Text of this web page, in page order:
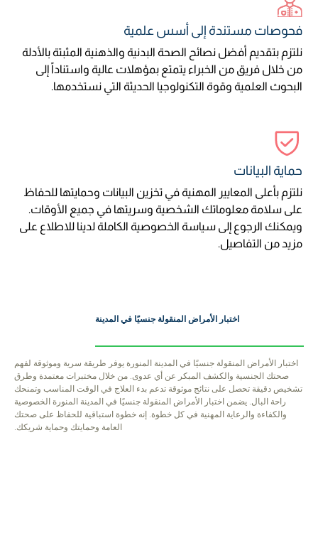
فحوصات مستندة إلى أسس علمية
نلتزم بتقديم أفضل نصائح الصحة البدنية والذهنية المثبتة بالأدلة
من خلال فريق من الخبراء يتمتع بمؤهلات عالية واستناداً إلى
البحوث العلمية وقوة التكنولوجيا الحديثة التي نستخدمها.
حماية البيانات
نلتزم بأعلى المعايير المهنية في تخزين البيانات وحمايتها للحفاظ
على سلامة معلوماتك الشخصية وسريتها في جميع الأوقات.
ويمكنك الرجوع إلى سياسة الخصوصية الكاملة لدينا للاطلاع على
مزيد من التفاصيل.
اختبار الأمراض المنقولة جنسيًا في المدينة
اختبار الأمراض المنقولة جنسيًا في المدينة المنورة يوفر طريقة سرية وموثوقة لفهم
صحتك الجنسية والكشف المبكر عن أي عدوى. من خلال مختبرات معتمدة وطرق
تشخيص دقيقة تحصل على نتائج موثوقة تدعم بدء العلاج في الوقت المناسب وتمنحك
راحة البال. يضمن اختبار الأمراض المنقولة جنسيًا في المدينة المنورة الخصوصية
والكفاءة والرعاية المهنية في كل خطوة. إنه خطوة استباقية للحفاظ على صحتك
العامة وحمايتك وحماية شريكك.